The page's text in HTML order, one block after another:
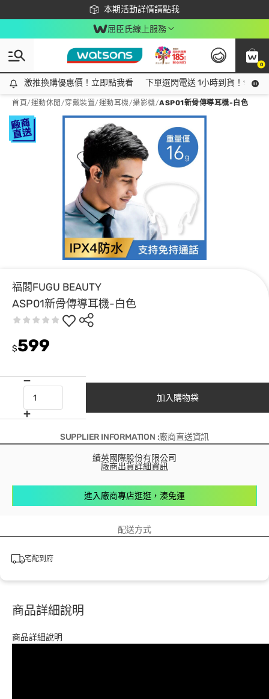
本期活動詳情請點我
下載app最高回饋$350
屈臣氏線上服務
0
激推換購優惠價！立即點我看
激推換購優惠價！立即點我看 下單選閃電送 1小時到貨！領神
首頁/運動休閒 /穿戴裝置/運動耳機/攝影機/ASP01新骨傳導耳機-白色
福閣FUGU BEAUTY
ASP01新骨傳導耳機-白色
$599
加入購物袋
SUPPLIER INFORMATION :廠商直送資訊
績英國際股份有限公司
廠商出貨詳細資訊
進入廠商專店逛逛，湊免運
配送方式
宅配到府
商品詳細說明
商品詳細說明